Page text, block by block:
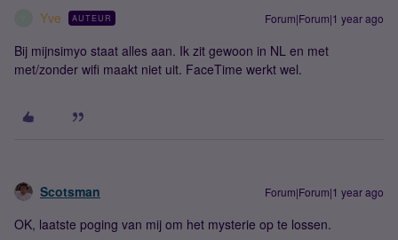
Yve AUTEUR Forum|Forum|1 year ago
Bij mijnsimyo staat alles aan. Ik zit gewoon in NL en met
met/zonder wifi maakt niet uit. FaceTime werkt wel.
Scotsman Forum|Forum|1 year ago
OK, laatste poging van mij om het mysterie op te lossen.